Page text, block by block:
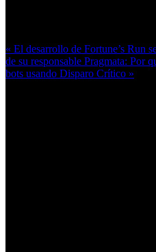
« El desarrollo de Fortune’s Run
de su responsable Pragmata: Por
bots usando Disparo Crítico »